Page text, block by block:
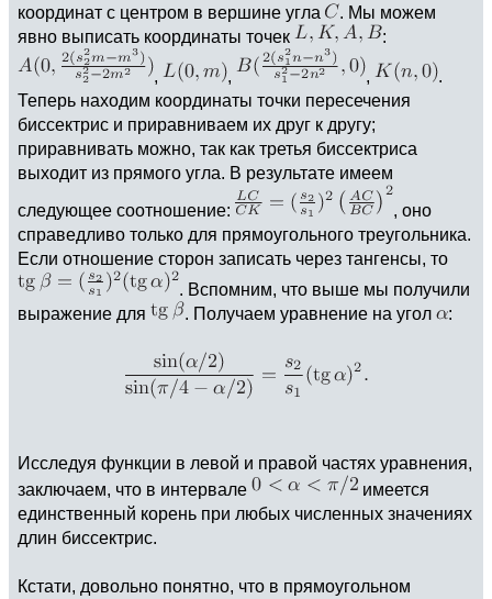
координат с центром в вершине угла
. Мы можем
явно выписать координаты точек
:
,
, ,
.
Теперь находим координаты точки пересечения
биссектрис и приравниваем их друг к другу;
приравнивать можно, так как третья биссектриса
выходит из прямого угла. В результате имеем
следующее соотношение:
, оно
справедливо только для прямоугольного треугольника.
Если отношение сторон записать через тангенсы, то
. Вспомним, что выше мы получили
выражение для
. Получаем уравнение на угол :
Исследуя функции в левой и правой частях уравнения,
заключаем, что в интервале
имеется
единственный корень при любых численных значениях
длин биссектрис.
Кстати, довольно понятно, что в прямоугольном